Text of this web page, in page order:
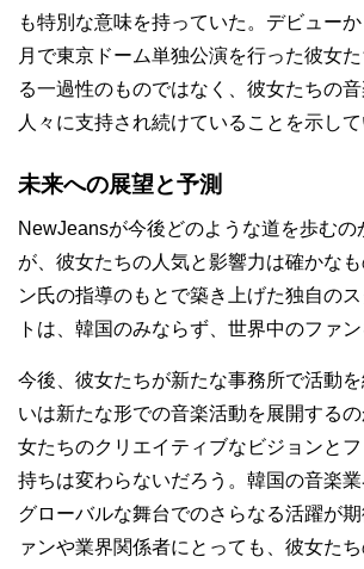
も特別な意味を持っていた。デビュー
月で東京ドーム単独公演を行った彼女
る一過性のものではなく、彼女たちの
人々に支持され続けていることを示して
未来への展望と予測
NewJeansが今後どのような道を歩むの
が、彼女たちの人気と影響力は確かな
ン氏の指導のもとで築き上げた独自の
トは、韓国のみならず、世界中のファン
今後、彼女たちが新たな事務所で活動
いは新たな形での音楽活動を展開する
女たちのクリエイティブなビジョンと
持ちは変わらないだろう。韓国の音楽業
グローバルな舞台でのさらなる活躍が
ァンや業界関係者にとっても、彼女た